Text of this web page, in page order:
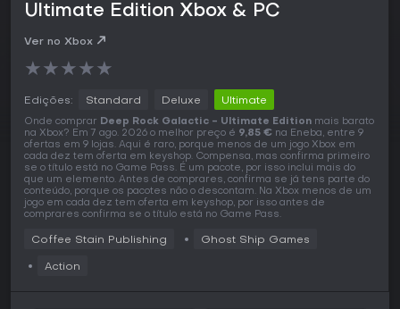
Ultimate Edition Xbox & PC
Ver no Xbox
★★★★★
Edições: Standard Deluxe Ultimate
Onde comprar Deep Rock Galactic - Ultimate Edition mais barato
na Xbox? Em 7 ago. 2026 o melhor preço é 9,85 € na Eneba, entre 9
ofertas em 9 lojas. Aqui é raro, porque menos de um jogo Xbox em
cada dez tem oferta em keyshop. Compensa, mas confirma primeiro
se o título está no Game Pass. É um pacote, por isso inclui mais do
que um elemento. Antes de comprares, confirma se já tens parte do
conteúdo, porque os pacotes não o descontam. Na Xbox menos de um
jogo em cada dez tem oferta em keyshop, por isso antes de
comprares confirma se o título está no Game Pass.
Coffee Stain Publishing Ghost Ship Games
Action